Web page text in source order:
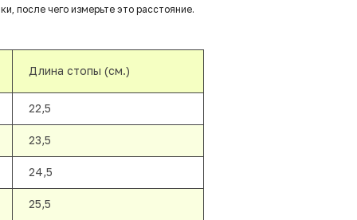
после чего измерьте это расстояние.
Длина стопы (см.)
22,5
23,5
24,5
25,5